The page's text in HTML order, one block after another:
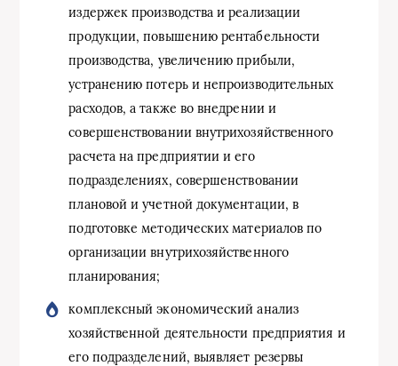
издержек производства и реализации
продукции, повышению рентабельности
производства, увеличению прибыли,
устранению потерь и непроизводительных
расходов, а также во внедрении и
совершенствовании внутрихозяйственного
расчета на предприятии и его
подразделениях, совершенствовании
плановой и учетной документации, в
подготовке методических материалов по
организации внутрихозяйственного
планирования;
комплексный экономический анализ
хозяйственной деятельности предприятия и
его подразделений, выявляет резервы